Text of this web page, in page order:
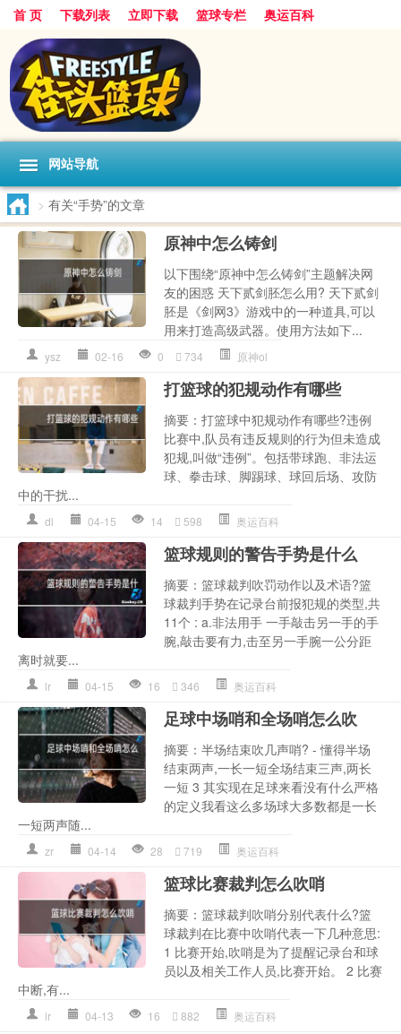
首 页 下载列表 立即下载 篮球专栏 奥运百科
网站导航
> 有关“手势”的文章
原神中怎么铸剑
以下围绕“原神中怎么铸剑”主题解决网
友的困惑 天下贰剑胚怎么用? 天下贰剑
胚是《剑网3》游戏中的一种道具,可以
用来打造高级武器。使用方法如下...
ysz 02-16 0 734 原神ol
打篮球的犯规动作有哪些
摘要：打篮球中犯规动作有哪些?违例
比赛中,队员有违反规则的行为但未造成
犯规,叫做“违例”。包括带球跑、非法运
球、拳击球、脚踢球、球回后场、攻防
中的干扰...
dl 04-15 14 598 奥运百科
篮球规则的警告手势是什么
摘要：篮球裁判吹罚动作以及术语?篮
球裁判手势在记录台前报犯规的类型,共
11个 : a.非法用手 一手敲击另一手的手
腕,敲击要有力,击至另一手腕一公分距
离时就要...
lr 04-15 16 346 奥运百科
足球中场哨和全场哨怎么吹
摘要：半场结束吹几声哨? - 懂得半场
结束两声,一长一短全场结束三声,两长
一短 3 其实现在足球来看没有什么严格
的定义我看这么多场球大多数都是一长
一短两声随...
zr 04-14 28 719 奥运百科
篮球比赛裁判怎么吹哨
摘要：篮球裁判吹哨分别代表什么?篮
球裁判在比赛中吹哨代表一下几种意思:
1 比赛开始,吹哨是为了提醒记录台和球
员以及相关工作人员,比赛开始。 2 比赛
中断,有...
lr 04-13 16 882 奥运百科